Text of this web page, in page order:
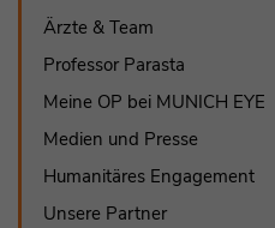
Ärzte & Team
Professor Parasta
Meine OP bei MUNICH EYE
Medien und Presse
Humanitäres Engagement
Unsere Partner